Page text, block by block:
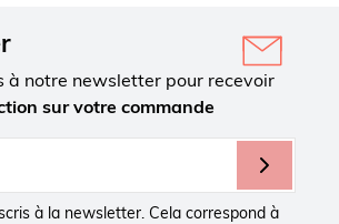
à notre newsletter pour recevoir
sur votre commande
à la newsletter. Cela correspond à